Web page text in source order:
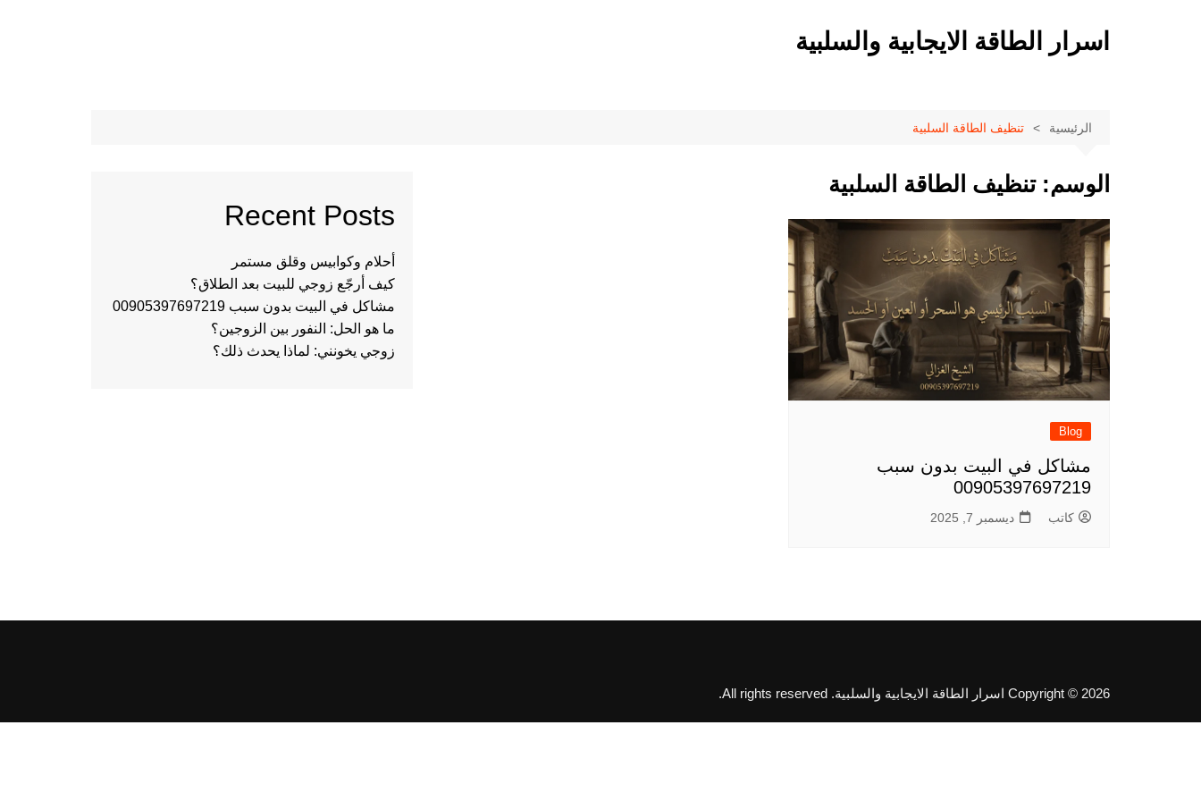
اسرار الطاقة الايجابية والسلبية
الرئيسية تنظيف الطاقة السلبية
الوسم:تنظيف الطاقة السلبية
Blog
مشاكل في البيت بدون سبب
00905397697219
كاتب ديسمبر 7, 2025
Recent Posts
أحلام وكوابيس وقلق مستمر
كيف أرجّع زوجي للبيت بعد الطلاق؟
مشاكل في البيت بدون سبب 00905397697219
ما هو الحل: النفور بين الزوجين؟
زوجي يخونني: لماذا يحدث ذلك؟
Copyright © 2026 اسرار الطاقة الايجابية والسلبية. All rights reserved.